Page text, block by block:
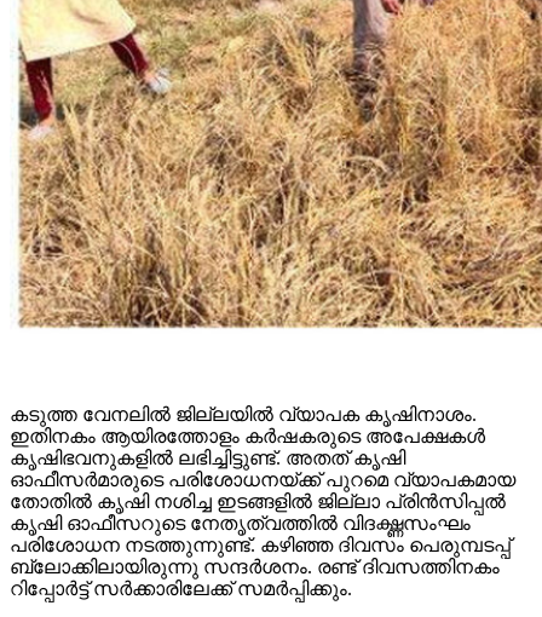
കടുത്ത വേനലിൽ ജില്ലയിൽ വ്യാപക കൃഷിനാശം.
ഇതിനകം ആയിരത്തോളം കർഷകരുടെ അപേക്ഷകൾ
കൃഷിഭവനുകളിൽ ലഭിച്ചിട്ടുണ്ട്. അതത് കൃഷി
ഓഫീസർമാരുടെ പരിശോധനയ്ക്ക് പുറമെ വ്യാപകമായ
തോതിൽ കൃഷി നശിച്ച ഇടങ്ങളിൽ ജില്ലാ പ്രിൻസിപ്പൽ
കൃഷി ഓഫീസറുടെ നേതൃത്വത്തിൽ വിദഗ്ദ്ധസംഘം
പരിശോധന നടത്തുന്നുണ്ട്. കഴിഞ്ഞ ദിവസം പെരുമ്പടപ്പ്
ബ്ലോക്കിലായിരുന്നു സന്ദർശനം. രണ്ട് ദിവസത്തിനകം
റിപ്പോർട്ട് സർക്കാരിലേക്ക് സമർപ്പിക്കും.